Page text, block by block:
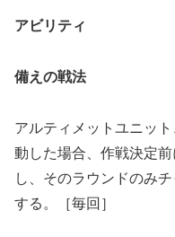
アビリティ
備えの戦法
アルティメットユニッ
動した場合、作戦決定
し、そのラウンドのみ
する。［毎回］